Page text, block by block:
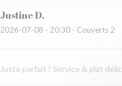
JustineD
2026-07-08 - 20:30 - Couverts 2
Juste parfait ! Service & plat